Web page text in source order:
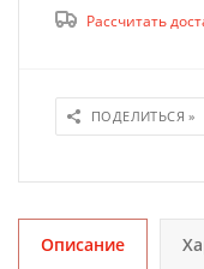
Рассчитать
ПОДЕЛИТЬСЯ »
Описание